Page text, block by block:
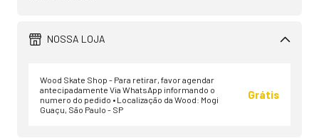
NOSSA LOJA
Wood Skate Shop - Para retirar, favor agendar
antecipadamente Via WhatsApp informando o
numero do pedido • Localização da Wood: Mogi
Guaçu, São Paulo - SP
Grátis